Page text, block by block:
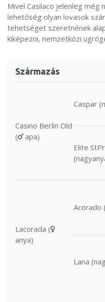
Mivel Casilaco jelenleg még
lehetőség olyan lovasok
tehetséget szeretnének
kiképezni, nemzetközi
Származás
Casino Berlin Old
( apa)
Caspar
Elite
Lacorada (
anya)
Acorado
Lana